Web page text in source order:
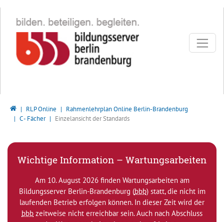
Bildungsserver Berlin - Brandenburg
RLP Online
Rahmenlehrplan Online Berlin-Brandenburg
C - Fächer
Einzelansicht der Standards
Wichtige Information – Wartungsarbeiten
Am 10. August 2026 finden Wartungsarbeiten am
Bildungsserver Berlin-Brandenburg (bbb) statt, die nicht im
laufenden Betrieb erfolgen können. In dieser Zeit wird der
bbb zeitweise nicht erreichbar sein. Auch nach Abschluss